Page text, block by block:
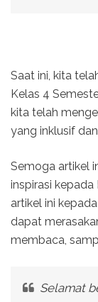
Saat ini, kita
Kelas 4
kita telah
yang inklusif
Semoga artikel
inspirasi
artikel ini
dapat
membaca,
Selamat